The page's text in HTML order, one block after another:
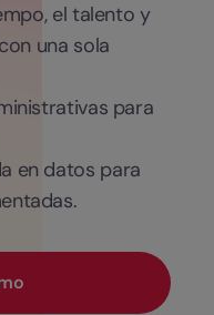
el talento y
una sola
para
en datos para